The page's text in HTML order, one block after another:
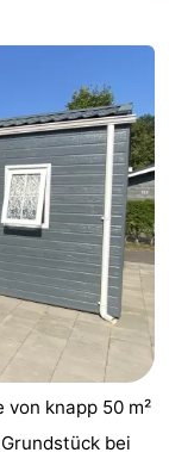
knapp 50 m²
bei